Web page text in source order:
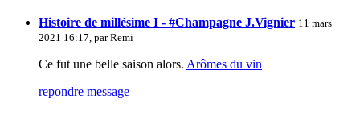
Histoire de millésime I - #Champagne J.Vignier 11 mars
2021 16:17, parRemi
Ce fut une belle saison alors. Arômes du vin
repondre message